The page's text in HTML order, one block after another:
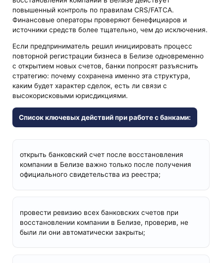
повышенный контроль по правилам CRS/FATCA.
Финансовые операторы проверяют бенефициаров и
источники средств более тщательно, чем до исключения.
Если предприниматель решил инициировать процесс
повторной регистрации бизнеса в Белизе одновременно
с открытием новых счетов, банки попросят разъяснить
стратегию: почему сохранена именно эта структура,
каким будет характер сделок, есть ли связи с
высокорисковыми юрисдикциями.
Список ключевых действий при работе с банками:
открыть банковский счет после восстановления
компании в Белизе важно только после получения
официального свидетельства из реестра;
провести ревизию всех банковских счетов при
восстановлении компании в Белизе, проверив, не
были ли они автоматически закрыты;